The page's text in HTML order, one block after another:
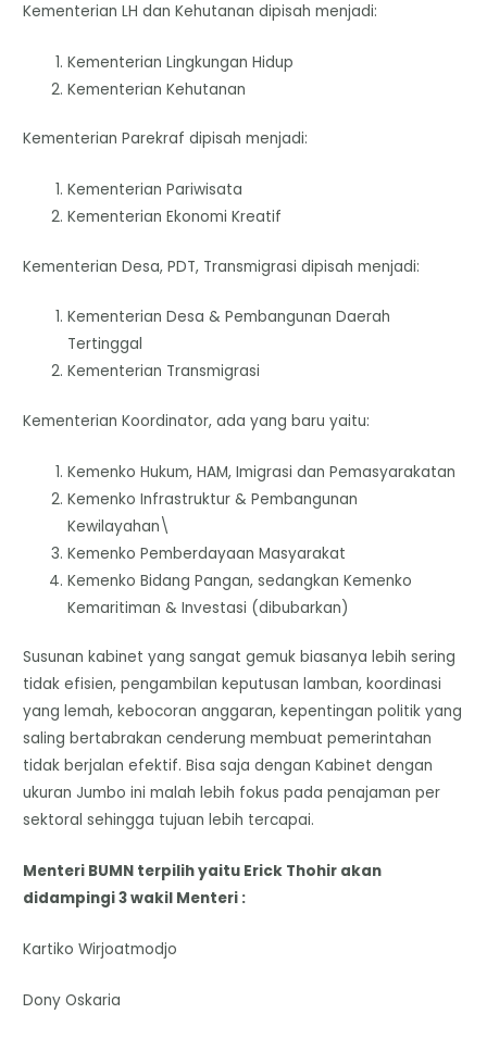
Kementerian LH dan Kehutanan dipisah menjadi:
Kementerian Lingkungan Hidup
Kementerian Kehutanan
Kementerian Parekraf dipisah menjadi:
Kementerian Pariwisata
Kementerian Ekonomi Kreatif
Kementerian Desa, PDT, Transmigrasi dipisah menjadi:
Kementerian Desa & Pembangunan Daerah
Tertinggal
Kementerian Transmigrasi
Kementerian Koordinator, ada yang baru yaitu:
Kemenko Hukum, HAM, Imigrasi dan Pemasyarakatan
Kemenko Infrastruktur & Pembangunan
Kewilayahan\
Kemenko Pemberdayaan Masyarakat
Kemenko Bidang Pangan, sedangkan Kemenko
Kemaritiman & Investasi (dibubarkan)
Susunan kabinet yang sangat gemuk biasanya lebih sering
tidak efisien, pengambilan keputusan lamban, koordinasi
yang lemah, kebocoran anggaran, kepentingan politik yang
saling bertabrakan cenderung membuat pemerintahan
tidak berjalan efektif. Bisa saja dengan Kabinet dengan
ukuran Jumbo ini malah lebih fokus pada penajaman per
sektoral sehingga tujuan lebih tercapai.
Menteri BUMN terpilih yaitu Erick Thohir akan
didampingi 3 wakil Menteri :
Kartiko Wirjoatmodjo
Dony Oskaria